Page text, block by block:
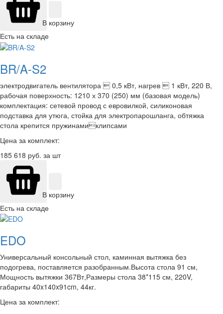
В корзину
Есть на складе
BR/A-S2
электродвигатель вентилятора  0,5 кВт, нагрев  1 кВт, 220 В,
рабочая поверхность: 1210 х 370 (250) мм (базовая модель)
комплектация: сетевой провод с евровилкой, силиконовая
подставка для утюга, стойка для электропарошланга, обтяжка
стола крепится пружинамиклипсами
Цена за комплект:
185 618 руб. за шт
В корзину
Есть на складе
EDO
Универсальный консольный стол, каминная вытяжка без
подогрева, поставляется разобранным.Высота стола 91 см,
Мощность вытяжки 367Вт,Размеры стола 38*115 см, 220V,
габариты 40x140x91cm, 44кг.
Цена за комплект: